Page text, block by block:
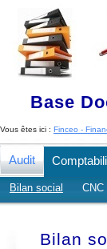
Base
Vous êtes ici : Finceo -
Audit
Bilan social CNC
Bilan